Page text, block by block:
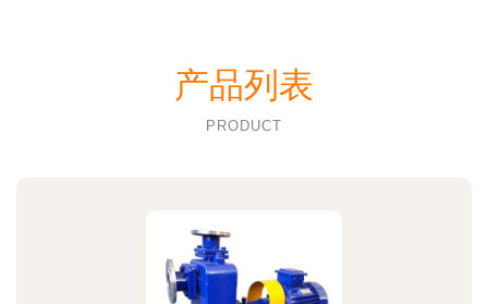
产品列表
PRODUCT